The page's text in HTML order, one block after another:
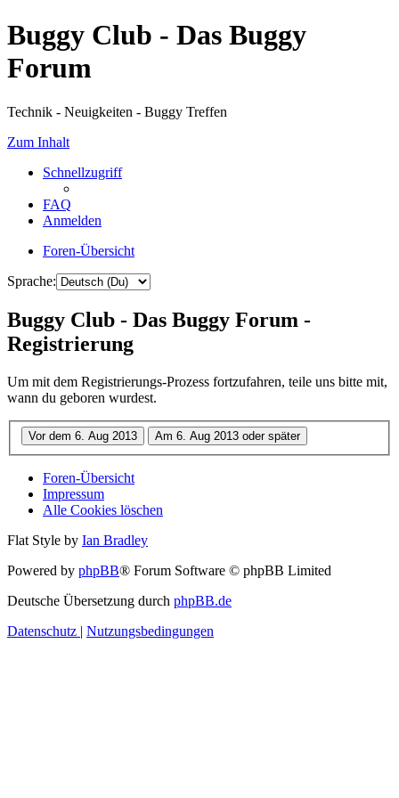
Buggy Club - Das Buggy
Forum
Technik - Neuigkeiten - Buggy Treffen
Zum Inhalt
Schnellzugriff
FAQ
Anmelden
Foren-Übersicht
Sprache:
Buggy Club - Das Buggy Forum -
Registrierung
Um mit dem Registrierungs-Prozess fortzufahren, teile uns bitte mit,
wann du geboren wurdest.
Foren-Übersicht
Impressum
Alle Cookies löschen
Flat Style by Ian Bradley
Powered by phpBB® Forum Software © phpBB Limited
Deutsche Übersetzung durch phpBB.de
Datenschutz | Nutzungsbedingungen